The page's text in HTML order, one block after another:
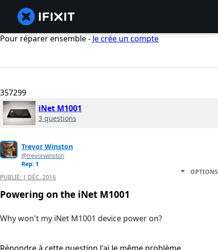
Pour réparer ensemble - Je crée un compte
357299
iNet M1001
3 questions
Trevor Winston
@trevorwinston
Rep: 1
PUBLIÉ: 1 DÉC. 2016
OPTIONS
Powering on the iNet M1001
Why won't my iNet M1001 device power on?